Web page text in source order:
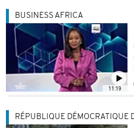
11:19
BUSINESS AFRICA
RÉPUBLIQUE DÉMOCRATIQUE